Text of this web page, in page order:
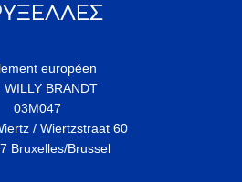
européen
WILLY BRANDT
03M047
/ Wiertzstraat 60
Bruxelles/Brussel